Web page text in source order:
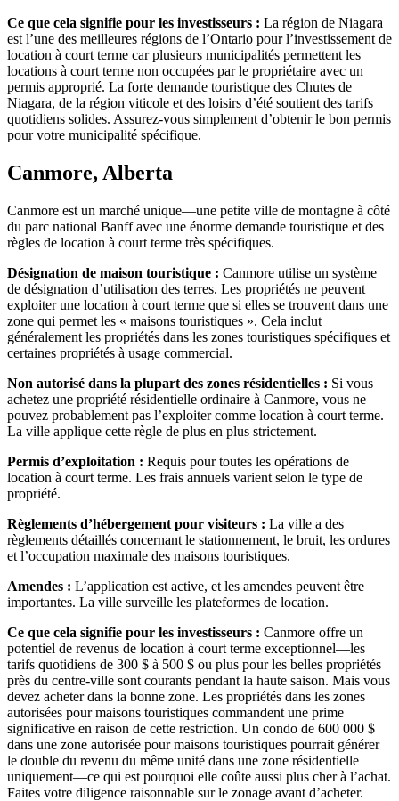
Ce que cela signifie pour les investisseurs : La région de Niagara
est l’une des meilleures régions de l’Ontario pour l’investissement de
location à court terme car plusieurs municipalités permettent les
locations à court terme non occupées par le propriétaire avec un
permis approprié. La forte demande touristique des Chutes de
Niagara, de la région viticole et des loisirs d’été soutient des tarifs
quotidiens solides. Assurez-vous simplement d’obtenir le bon permis
pour votre municipalité spécifique.
Canmore, Alberta
Canmore est un marché unique—une petite ville de montagne à côté
du parc national Banff avec une énorme demande touristique et des
règles de location à court terme très spécifiques.
Désignation de maison touristique : Canmore utilise un système
de désignation d’utilisation des terres. Les propriétés ne peuvent
exploiter une location à court terme que si elles se trouvent dans une
zone qui permet les « maisons touristiques ». Cela inclut
généralement les propriétés dans les zones touristiques spécifiques et
certaines propriétés à usage commercial.
Non autorisé dans la plupart des zones résidentielles : Si vous
achetez une propriété résidentielle ordinaire à Canmore, vous ne
pouvez probablement pas l’exploiter comme location à court terme.
La ville applique cette règle de plus en plus strictement.
Permis d’exploitation : Requis pour toutes les opérations de
location à court terme. Les frais annuels varient selon le type de
propriété.
Règlements d’hébergement pour visiteurs : La ville a des
règlements détaillés concernant le stationnement, le bruit, les ordures
et l’occupation maximale des maisons touristiques.
Amendes : L’application est active, et les amendes peuvent être
importantes. La ville surveille les plateformes de location.
Ce que cela signifie pour les investisseurs : Canmore offre un
potentiel de revenus de location à court terme exceptionnel—les
tarifs quotidiens de 300 $ à 500 $ ou plus pour les belles propriétés
près du centre-ville sont courants pendant la haute saison. Mais vous
devez acheter dans la bonne zone. Les propriétés dans les zones
autorisées pour maisons touristiques commandent une prime
significative en raison de cette restriction. Un condo de 600 000 $
dans une zone autorisée pour maisons touristiques pourrait générer
le double du revenu du même unité dans une zone résidentielle
uniquement—ce qui est pourquoi elle coûte aussi plus cher à l’achat.
Faites votre diligence raisonnable sur le zonage avant d’acheter.